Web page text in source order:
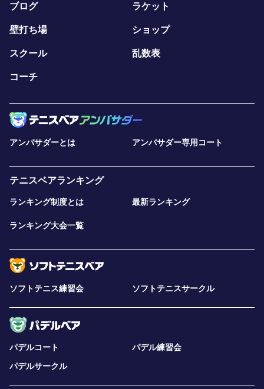
ブログ ラケット
壁打ち場 ショップ
スクール 乱数表
コーチ
アンバサダーとは アンバサダー専用コート
テニスベアランキング
ランキング制度とは 最新ランキング
ランキング大会一覧
ソフトテニス練習会 ソフトテニスサークル
パデルコート
パデル練習会
パデルサークル